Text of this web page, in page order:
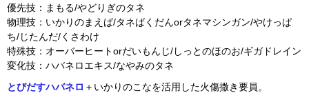
優先技：まもる/やどりぎのタネ
物理技：いかりのまえば/タネばくだんorタネマシンガン/やけっぱ
ち/じたんだ/くさわけ
特殊技：オーバーヒートorだいもんじ/しっとのほのお/ギガドレイン
変化技：ハバネロエキス/なやみのタネ
とびだすハバネロ ＋いかりのこなを活用した火傷撒き要員。